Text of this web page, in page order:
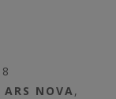
NOVA ,